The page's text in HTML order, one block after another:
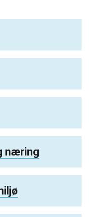
næring